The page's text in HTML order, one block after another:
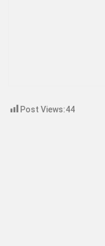
Post Views:44